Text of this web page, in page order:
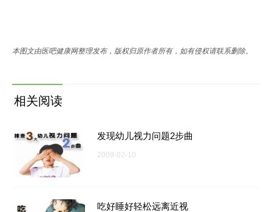
本图文由医吧健康网整理发布，版权归原作者所有，如有侵权请联系删除。
相关阅读
发现幼儿视力问题2步曲
2009-02-10
吃好睡好轻松远离近视